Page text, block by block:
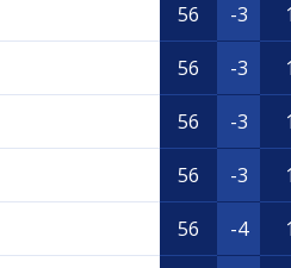
56 -3
56 -3
56 -3
56 -3
56 -4